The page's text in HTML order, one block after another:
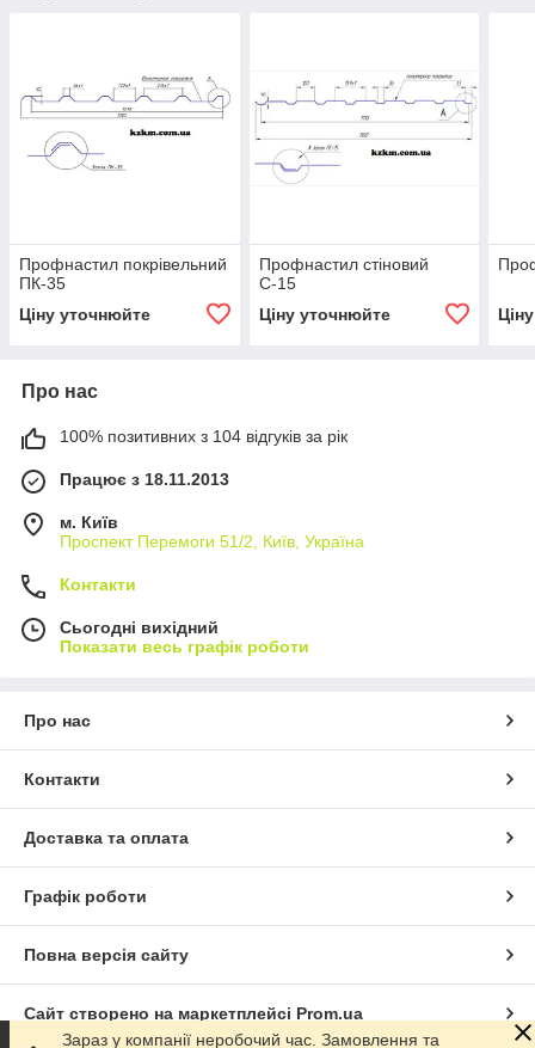
Профнастил покрівельний
ПК-35
Ціну уточнюйте
Профнастил стіновий
С-15
Ціну уточнюйте
Про нас
100% позитивних з 104 відгуків за рік
Працює з 18.11.2013
м. Київ
Проспект Перемоги 51/2, Київ, Україна
Контакти
Сьогодні вихідний
Показати весь графік роботи
Про нас
Контакти
Доставка та оплата
Графік роботи
Повна версія сайту
Сайт створено на маркетплейсі Prom.ua
Зараз у компанії неробочий час. Замовлення та